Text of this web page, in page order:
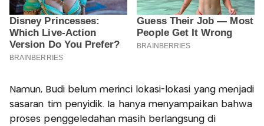
Namun, Budi belum merinci lokasi-lokasi yang menjadi
sasaran tim penyidik. Ia hanya menyampaikan bahwa
proses penggeledahan masih berlangsung di